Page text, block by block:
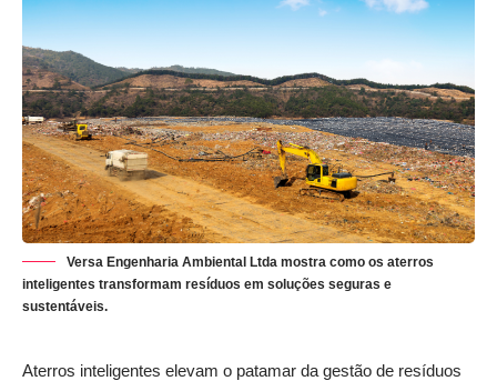
Versa Engenharia Ambiental Ltda mostra como os aterros
inteligentes transformam resíduos em soluções seguras e
sustentáveis.
Aterros inteligentes elevam o patamar da gestão de resíduos